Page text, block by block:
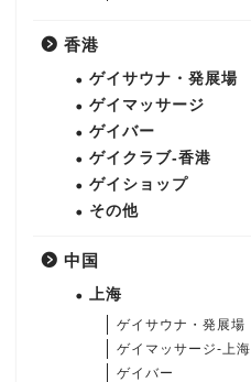
香港
ゲイサウナ・発展場
ゲイマッサージ
ゲイバー
ゲイクラブ-香港
ゲイショップ
その他
中国
上海
ゲイサウナ・発展場
ゲイマッサージ-上海
ゲイバー